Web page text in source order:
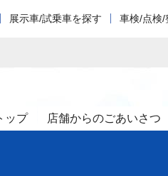
展示車/試乗車を探す 車検/点検/
ップ 店舗からのごあいさつ